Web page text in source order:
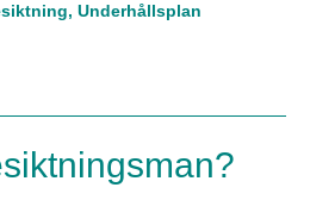
, Underhållsplan